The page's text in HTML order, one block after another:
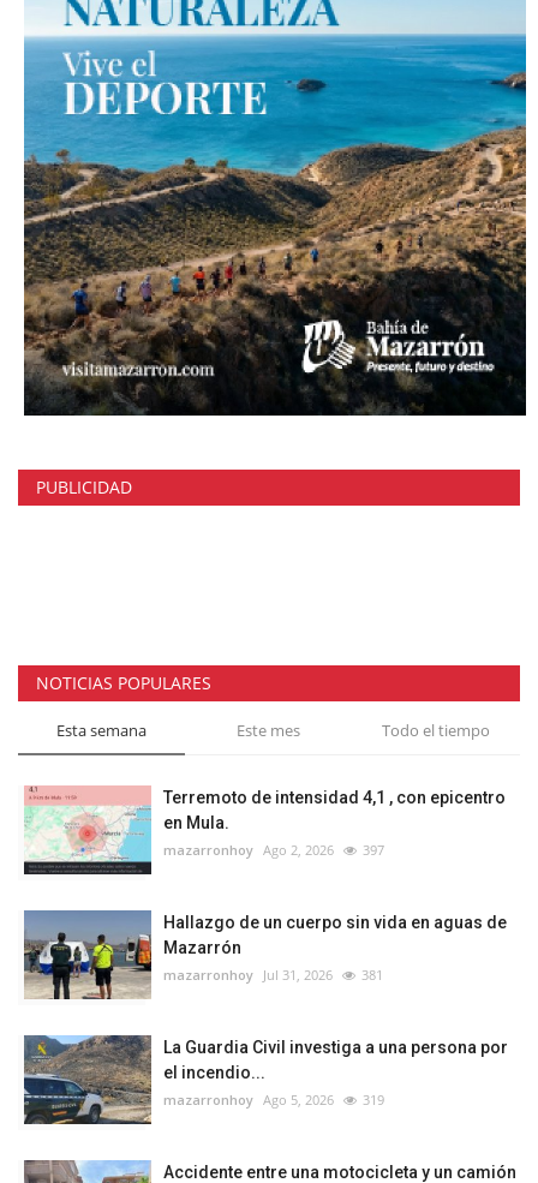
PUBLICIDAD
NOTICIAS POPULARES
Esta semana Este mes Todo el tiempo
Terremoto de intensidad 4,1 , con epicentro
en Mula.
mazarronhoy Ago 2, 2026 397
Hallazgo de un cuerpo sin vida en aguas de
Mazarrón
mazarronhoy Jul 31, 2026 381
La Guardia Civil investiga a una persona por
el incendio...
mazarronhoy Ago 5, 2026 319
Accidente entre una motocicleta y un camión